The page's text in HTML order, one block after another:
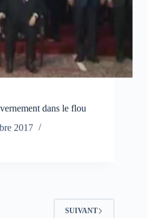
dans le flou
2017
SUIVANT